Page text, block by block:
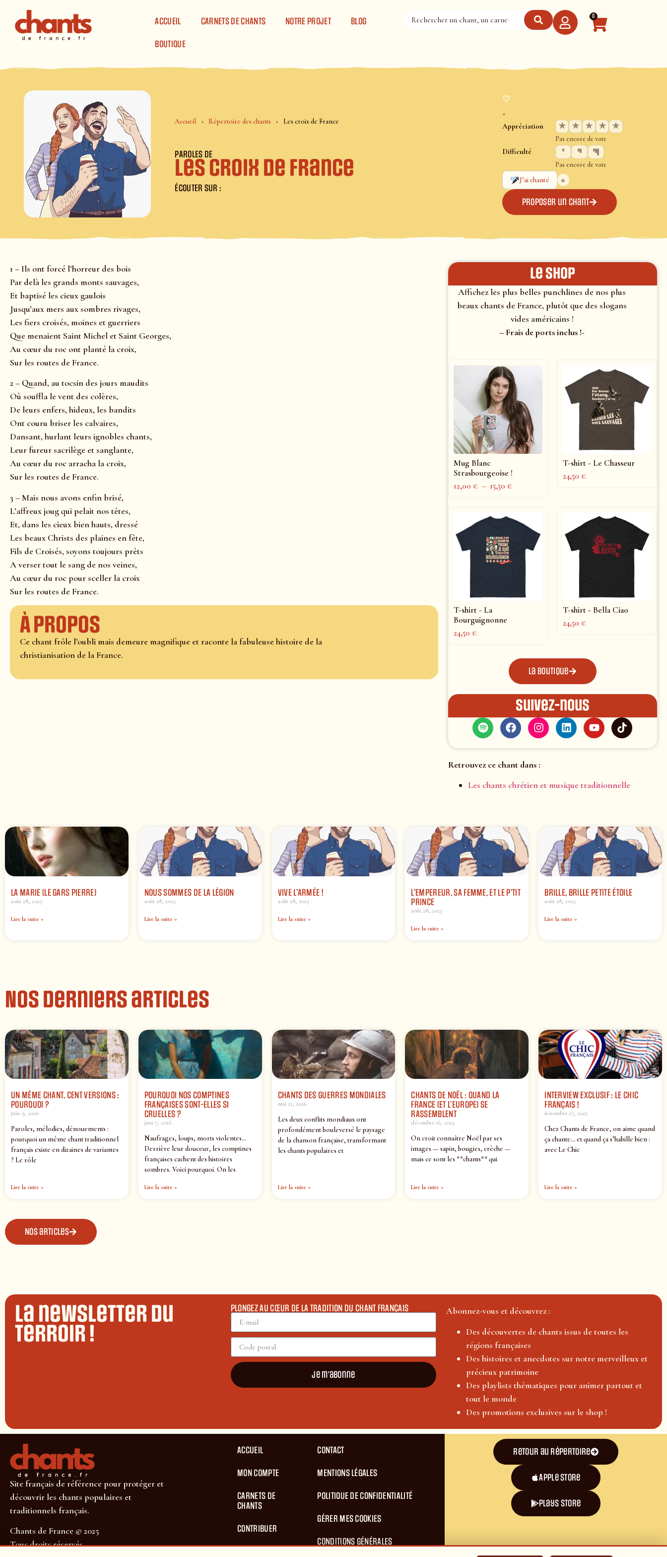
ACCUEIL
CARNETS DE CHANTS NOTRE PROJET BLOG
BOUTIQUE
0
Accueil Répertoire des chants Les croix de France
PAROLES DE
Les croix de France
ÉCOUTER SUR :
♡
+
Appréciation ★ ★ ★ ★ ★
Pas encore de vote
Difficulté
Pas encore de vote
J’ai chanté
0
Proposer un chant
1 – Ils ont forcé l’horreur des bois
Par delà les grands monts sauvages,
Et baptisé les cieux gaulois
Jusqu’aux mers aux sombres rivages,
Les fiers croisés, moines et guerriers
Que menaient Saint Michel et Saint Georges,
Au cœur du roc ont planté la croix,
Sur les routes de France.
2 – Quand, au tocsin des jours maudits
Où souffla le vent des colères,
De leurs enfers, hideux, les bandits
Ont couru briser les calvaires,
Dansant, hurlant leurs ignobles chants,
Leur fureur sacrilège et sanglante,
Au cœur du roc arracha la croix,
Sur les routes de France.
3 – Mais nous avons enfin brisé,
L’affreux joug qui pelait nos têtes,
Et, dans les cieux bien hauts, dressé
Les beaux Christs des plaines en fête,
Fils de Croisés, soyons toujours prêts
A verser tout le sang de nos veines,
Au cœur du roc pour sceller la croix
Sur les routes de France.
À propos
Ce chant frôle l’oubli mais demeure magnifique et raconte la fabuleuse histoire de la
christianisation de la France.
le shop
Affichez les plus belles punchlines de nos plus
beaux chants de France, plutôt que des slogans
vides américains !
– Frais de ports inclus !-
Mug Blanc
Strasbourgeoise !
12,00€ – 15,50€
T-shirt - Le Chasseur
24,50€
T-shirt - La
Bourguignonne
24,50€
T-shirt - Bella Ciao
24,50€
La boutique
Suivez-nous
Retrouvez ce chant dans :
Les chants chrétien et musique traditionnelle
LA MARIE (LE GARS PIERRE)
août 28, 2023
Lire la suite »
NOUS SOMMES DE LA LÉGION
août 28, 2023
Lire la suite »
VIVE L’ARMÉE !
août 28, 2023
Lire la suite »
L’EMPEREUR, SA FEMME, ET LE P’TIT
PRINCE
août 28, 2023
Lire la suite »
BRILLE, BRILLE PETITE ÉTOILE
août 28, 2023
Lire la suite »
Nos derniers articles
UN MÊME CHANT, CENT VERSIONS :
POURQUOI ?
juin 9, 2026
Paroles, mélodies, dénouements :
pourquoi un même chant traditionnel
français existe en dizaines de variantes
? Le rôle
Lire la suite »
POURQUOI NOS COMPTINES
FRANÇAISES SONT-ELLES SI
CRUELLES ?
juin 7, 2026
Naufrages, loups, morts violentes…
Derrière leur douceur, les comptines
françaises cachent des histoires
sombres. Voici pourquoi. On les
Lire la suite »
CHANTS DES GUERRES MONDIALES
mai 21, 2026
Les deux conflits mondiaux ont
profondément bouleversé le paysage
de la chanson française, transformant
les chants populaires et
Lire la suite »
CHANTS DE NOËL : QUAND LA
FRANCE (ET L’EUROPE) SE
RASSEMBLENT
décembre 16, 2025
On croit connaître Noël par ses
images — sapin, bougies, crèche —
mais ce sont les **chants** qui
Lire la suite »
INTERVIEW EXCLUSIF : LE CHIC
FRANÇAIS !
novembre 27, 2025
Chez Chants de France, on aime quand
ça chante… et quand ça s’habille bien :
avec Le Chic
Lire la suite »
Nos articles
La newsletter du
terroir !
PLONGEZ AU CŒUR DE LA TRADITION DU CHANT FRANÇAIS
Je m'abonne
Abonnez-vous et découvrez :
Des découvertes de chants issus de toutes les
régions françaises
Des histoires et anecdotes sur notre merveilleux et
précieux patrimoine
Des playlists thématiques pour animer partout et
tout le monde
Des promotions exclusives sur le shop !
Site français de référence pour protéger et
découvrir les chants populaires et
traditionnels français.
Chants de France © 2025
Tous droits réservés
ACCUEIL
MON COMPTE
CARNETS DE
CHANTS
CONTRIBUER
CONTACT
MENTIONS LÉGALES
POLITIQUE DE CONFIDENTIALITÉ
GÉRER MES COOKIES
CONDITIONS GÉNÉRALES
Retour au répertoire
Apple Store
plays store